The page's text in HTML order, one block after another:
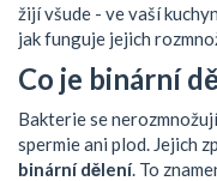
žijí všude - ve vaší
jak funguje jejich
Co je binární
Bakterie se
spermie ani plod. Jejich
binární dělení. To